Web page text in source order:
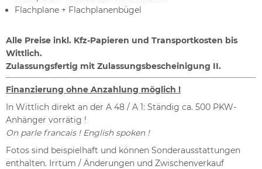
Flachplane + Flachplanenbügel
Alle Preise inkl. Kfz-Papieren und Transportkosten bis
Wittlich.
Zulassungsfertig mit Zulassungsbescheinigung II.
Finanzierung ohne Anzahlung möglich !
In Wittlich direkt an der A 48 / A 1: Ständig ca. 500 PKW-
Anhänger vorrätig !
On parle francais ! English spoken !
Fotos sind beispielhaft und können Sonderausstattungen
enthalten. Irrtum / Änderungen und Zwischenverkauf